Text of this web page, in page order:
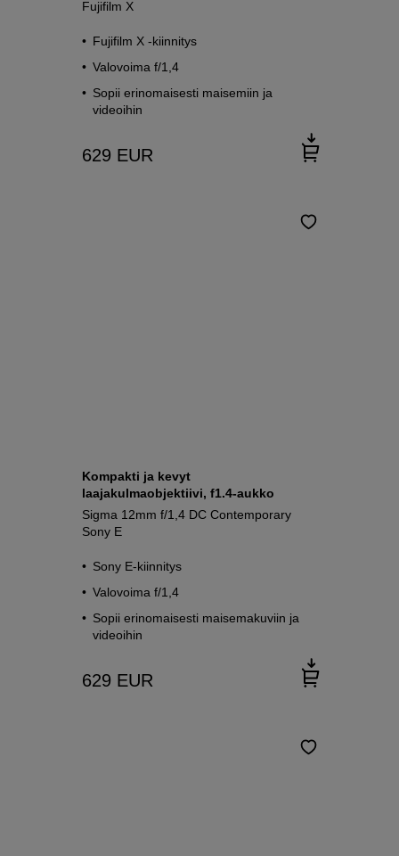
Fujifilm X
Fujifilm X -kiinnitys
Valovoima f/1,4
Sopii erinomaisesti maisemiin ja
videoihin
629 EUR
Kompakti ja kevyt
laajakulmaobjektiivi, f1.4-aukko
Sigma 12mm f/1,4 DC Contemporary
Sony E
Sony E-kiinnitys
Valovoima f/1,4
Sopii erinomaisesti maisemakuviin ja
videoihin
629 EUR